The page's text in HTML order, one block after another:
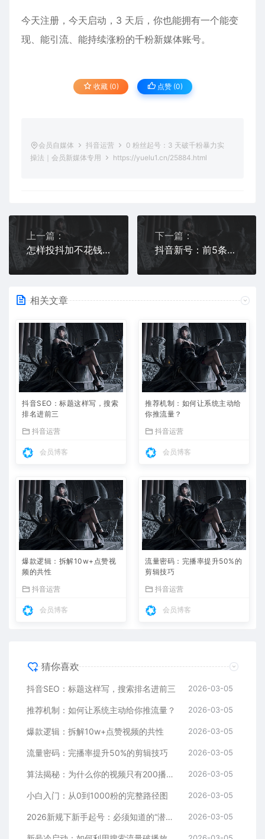
今天注册，今天启动，3 天后，你也能拥有一个能变
现、能引流、能持续涨粉的千粉新媒体账号。
收藏 (0) 点赞 (0)
会员自媒体 抖音运营
0 粉丝起号：3 天破千粉暴力实
操法｜会员新媒体专用
https://yuelu1.cn/25884.html
上一篇：
怎样投抖加不花钱，有哪些技巧？
下一篇：
抖音新号：前5条视频决定生死的真相
相关文章
抖音SEO：标题这样写，搜索
排名进前三
抖音运营
会员博客
推荐机制：如何让系统主动给
你推流量？
抖音运营
会员博客
爆款逻辑：拆解10w+点赞视
频的共性
抖音运营
会员博客
流量密码：完播率提升50%的
剪辑技巧
抖音运营
会员博客
猜你喜欢
抖音SEO：标题这样写，搜索排名进前三 2026-03-05
推荐机制：如何让系统主动给你推流量？ 2026-03-05
爆款逻辑：拆解10w+点赞视频的共性 2026-03-05
流量密码：完播率提升50%的剪辑技巧 2026-03-05
算法揭秘：为什么你的视频只有200播放？ 2026-03-05
小白入门：从0到1000粉的完整路径图 2026-03-05
2026新规下新手起号：必须知道的“潜规则” 2026-03-05